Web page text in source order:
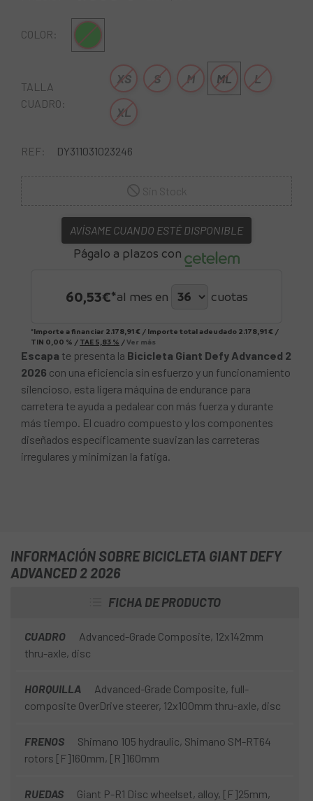
COLOR: Verde
TALLA
CUADRO:
XS S M ML L
XL
REF: DY311031023246
AVÍSAME CUANDO ESTÉ DISPONIBLE
Págalo a plazos con
60,53€*al mes en cuotas
*Importe a financiar 2.178,91 € / Importe total adeudado 2.178,91 € /
TIN 0,00 % / TAE 5,83 % /Ver más
Escapa te presenta la Bicicleta Giant Defy Advanced 2
2026 con una eficiencia sin esfuerzo y un funcionamiento
silencioso, esta ligera máquina de endurance para
carretera te ayuda a pedalear con más fuerza y durante
más tiempo. El cuadro compuesto y los componentes
diseñados específicamente suavizan las carreteras
irregulares y minimizan la fatiga.
INFORMACIÓN SOBRE BICICLETA GIANT DEFY
ADVANCED 2 2026
FICHA DE PRODUCTO
CUADRO
Advanced-Grade Composite, 12x142mm
thru-axle, disc
HORQUILLA
Advanced-Grade Composite, full-
composite OverDrive steerer, 12x100mm thru-axle, disc
FRENOS
Shimano 105 hydraulic, Shimano SM-RT64
rotors [F]160mm, [R]160mm
RUEDAS
Giant P-R1 Disc wheelset, alloy, [F]25mm,